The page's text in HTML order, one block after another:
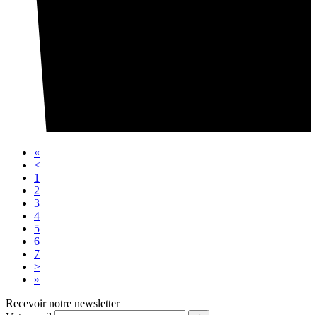
«
<
1
2
3
4
5
6
7
>
»
Recevoir notre newsletter